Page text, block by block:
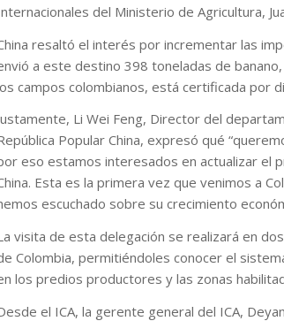
del Ministerio de Agricultura,
resaltó el interés por incrementar las
a este destino 398 toneladas de
campos colombianos, está certificada por
Li Wei Feng, Director del
Popular China, expresó qué
eso estamos interesados en actualizar el
Esta es la primera vez que venimos a
escuchado sobre su crecimiento
visita de esta delegación se realizará en
Colombia, permitiéndoles conocer el
los predios productores y las zonas
el ICA, la gerente general del ICA,